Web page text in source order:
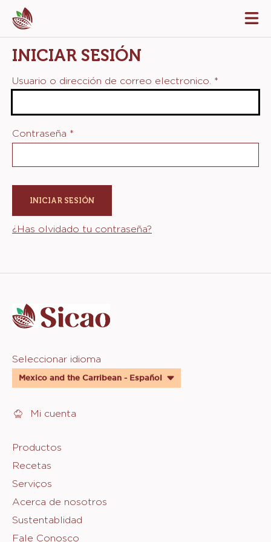
Skip
to
main
content
INICIAR SESIÓN
Usuario o dirección de correo electronico. *
Contraseña *
¿Has olvidado tu contraseña?
info
Website
quick
links
Seleccionar idioma
Mexico and the Carribean - Español
Mi cuenta
Footer
Sicao
Productos
Recetas
Serviços
Acerca de nosotros
Sustentablidad
Fale Conosco